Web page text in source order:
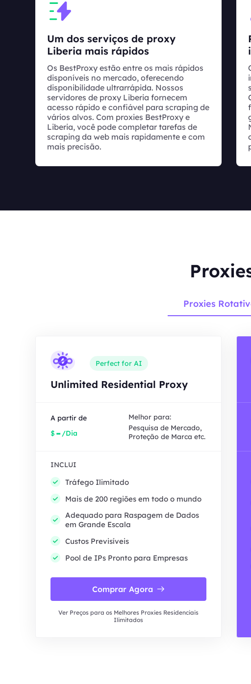
Um dos serviços de proxy
Liberia mais rápidos
Os BestProxy estão entre os mais rápidos
disponíveis no mercado, oferecendo
disponibilidade ultrarrápida. Nossos
servidores de proxy Liberia fornecem
acesso rápido e confiável para scraping de
vários alvos. Com proxies BestProxy e
Liberia, você pode completar tarefas de
scraping da web mais rapidamente e com
mais precisão.
Proxies
Unlimited Residential Proxy
Perfect for AI
A partir de
$ -/Dia
Melhor para:
Pesquisa de Mercado,
Proteção de Marca etc.
INCLUI
Tráfego Ilimitado
Mais de 200 regiões em todo o mundo
Adequado para Raspagem de Dados
em Grande Escala
Custos Previsíveis
Pool de IPs Pronto para Empresas
Comprar Agora
Ver Preços para os Melhores Proxies Residenciais
Ilimitados